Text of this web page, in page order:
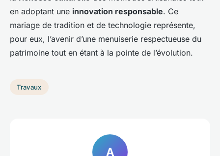
en adoptant une innovation responsable. Ce
mariage de tradition et de technologie représente,
pour eux, l’avenir d’une menuiserie respectueuse du
patrimoine tout en étant à la pointe de l’évolution.
Travaux
A